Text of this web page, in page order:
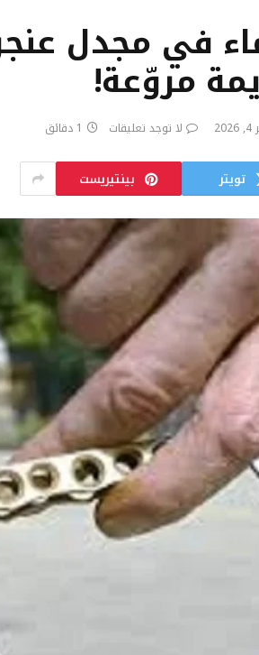
في مجدل
مروّعة!
لا توجد تعليقات 1 دقائق
تويتر بينتيريست